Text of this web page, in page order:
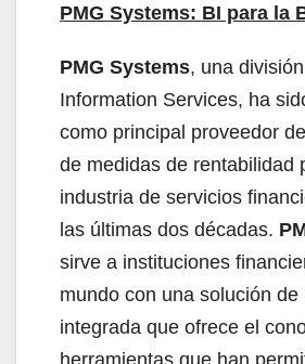
PMG Systems: BI para la
PMG Systems, una
Information Services, ha
como principal proveedor
de medidas de rentabilidad
industria de servicios
las últimas dos décadas.
sirve a instituciones
mundo con una solución de
integrada que ofrece el
herramientas que han